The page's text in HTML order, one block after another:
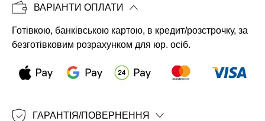
ВАРІАНТИ ОПЛАТИ
Готівкою, банківською картою, в кредит/розстрочку, за
безготівковим розрахунком для юр. осіб.
ГАРАНТІЯ/ПОВЕРНЕННЯ